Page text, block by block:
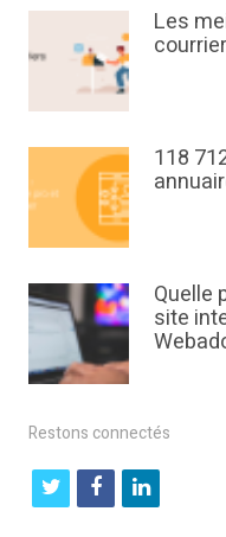
Les
118
Quelle
site
Restons connectés
t
f
l